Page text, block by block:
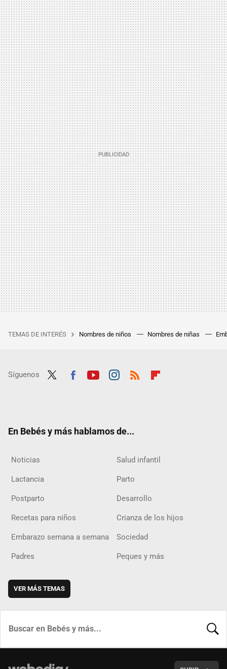
TEMAS DE INTERÉS Nombres de niños Nombres de niñas
Síguenos
En Bebés y más hablamos de...
Noticias Salud infantil
Lactancia Parto
Postparto Desarrollo
Recetas para niños Crianza de los hijos
Embarazo semana a semana Sociedad
Padres Peques y más
VER MÁS TEMAS